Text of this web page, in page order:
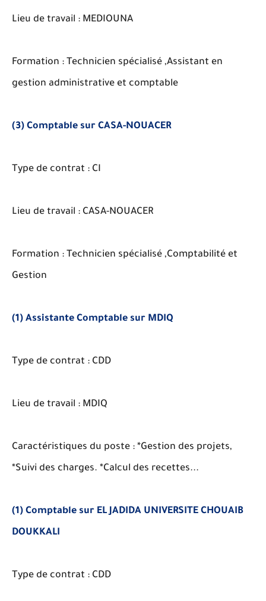
Lieu de travail : MEDIOUNA
Formation : Technicien spécialisé ,Assistant en
gestion administrative et comptable
(3) Comptable sur CASA-NOUACER
Type de contrat : CI
Lieu de travail : CASA-NOUACER
Formation : Technicien spécialisé ,Comptabilité et
Gestion
(1) Assistante Comptable sur MDIQ
Type de contrat : CDD
Lieu de travail : MDIQ
Caractéristiques du poste : *Gestion des projets,
*Suivi des charges. *Calcul des recettes...
(1) Comptable sur EL JADIDA UNIVERSITE CHOUAIB
DOUKKALI
Type de contrat : CDD